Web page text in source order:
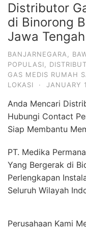
Distributor
di Binorong
Jawa Tengah
BANJARNEGARA
POPULASI
GAS MEDIS RUMAH
LOKASI
· JANUARY
Anda Mencari
Hubungi Contact
Siap Membantu
PT. Medika
Yang Bergerak di
Perlengkapan
Seluruh Wilayah
Perusahaan Kami